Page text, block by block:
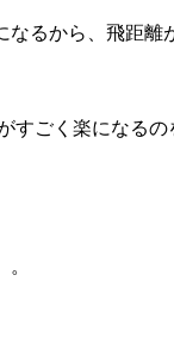
るから、飛距離
すごく楽になるの